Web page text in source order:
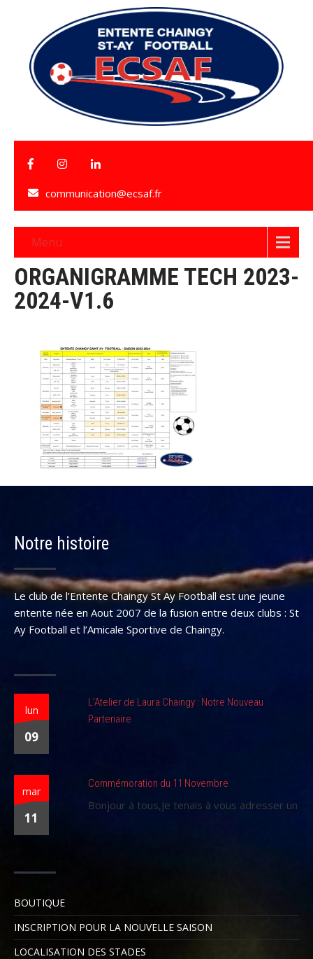
communication@ecsaf.fr
Menu
ORGANIGRAMME TECH 2023-
2024-V1.6
Notre histoire
Le club de l’Entente Chaingy St Ay Football est une jeune
entente née en Aout 2007 de la fusion entre deux clubs : St
Ay Football et l’Amicale Sportive de Chaingy.
lun
09
L’Atelier de Laura Chaingy : Notre Nouveau
Partenaire
mar
11
Commémoration du 11 Novembre
Bonjour à tous,Je tenais à vous adresser un
BOUTIQUE
INSCRIPTION POUR LA NOUVELLE SAISON
LOCALISATION DES STADES